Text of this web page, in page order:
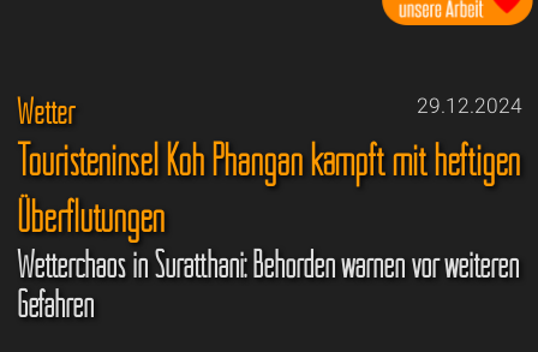
29.12.2024
Wetter
Touristeninsel Koh Phangan kämpft mit heftigen
Überflutungen
Wetterchaos in Suratthani: Behörden warnen vor weiteren
Gefahren